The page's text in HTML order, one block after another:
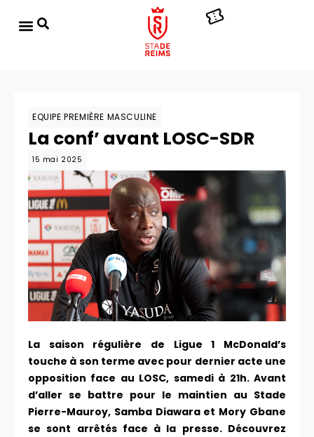
EQUIPE PREMIÈRE MASCULINE
La conf’ avant LOSC-SDR
15 mai 2025
La saison régulière de Ligue 1 McDonald’s
touche à son terme avec pour dernier acte une
opposition face au LOSC, samedi à 21h. Avant
d’aller se battre pour le maintien au Stade
Pierre-Mauroy, Samba Diawara et Mory Gbane
se sont arrêtés face à la presse. Découvrez